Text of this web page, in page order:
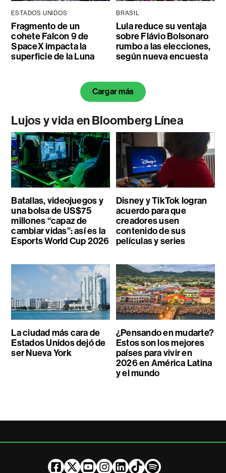
ESTADOS UNIDOS
Fragmento de un
cohete Falcon 9 de
SpaceX impacta la
superficie de la Luna
BRASIL
Lula reduce su ventaja
sobre Flávio Bolsonaro
rumbo a las elecciones,
según nueva encuesta
Cargar más
Lujos y vida en Bloomberg Línea
Batallas, videojuegos y
una bolsa de US$75
millones “capaz de
cambiar vidas”: así es la
Esports World Cup 2026
Disney y TikTok logran
acuerdo para que
creadores usen
contenido de sus
películas y series
La ciudad más cara de
Estados Unidos dejó de
ser Nueva York
¿Pensando en mudarte?
Estos son los mejores
países para vivir en
2026 en América Latina
y el mundo